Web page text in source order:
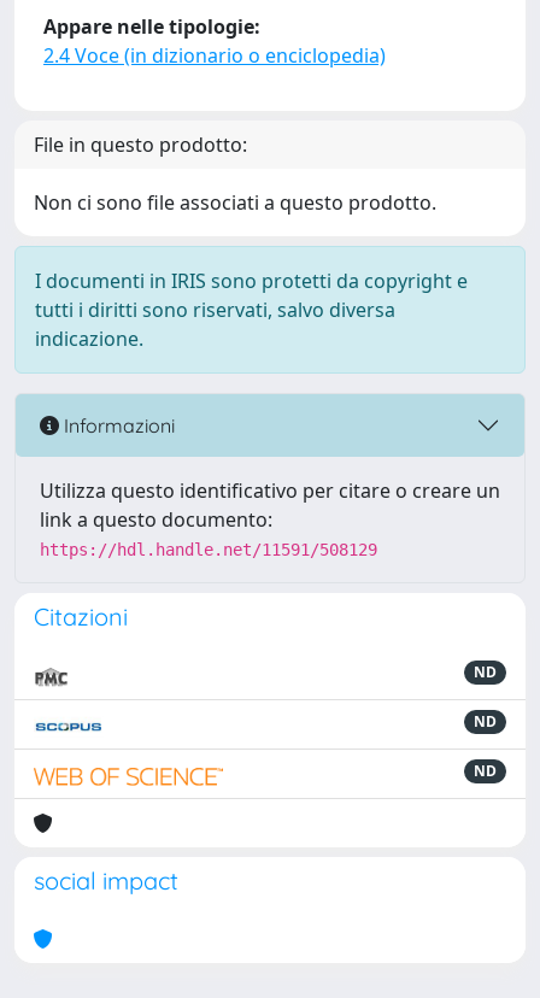
Appare nelle tipologie:
2.4 Voce (in dizionario o enciclopedia)
File in questo prodotto:
Non ci sono file associati a questo prodotto.
I documenti in IRIS sono protetti da copyright e
tutti i diritti sono riservati, salvo diversa
indicazione.
Informazioni
Utilizza questo identificativo per citare o creare un
link a questo documento:
https://hdl.handle.net/11591/508129
Citazioni
ND
ND
ND
social impact